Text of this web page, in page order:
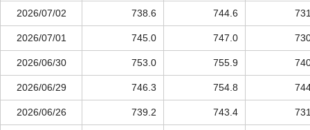
2026/07/02 738.6 744.6
2026/07/01 745.0 747.0
2026/06/30 753.0 755.9
2026/06/29 746.3 754.8
2026/06/26 739.2 743.4